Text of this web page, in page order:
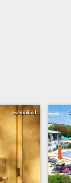
Symbolbild